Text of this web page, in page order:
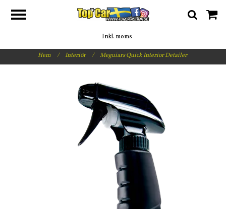
Inkl. moms
Hem / Interiör / Meguiars Quick Interior Detailer